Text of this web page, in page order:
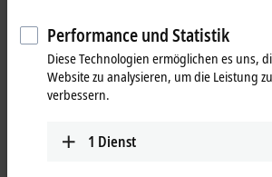
EPI23xx | IO-Link-Box,
Tabellarische Produktübersicht
Die digitalen I/O-Module EPI23xx kombinieren
Performance und Statistik
Diese Technologien ermöglichen es uns,
Website zu analysieren, um die Leistung
verbessern.
1 Dienst